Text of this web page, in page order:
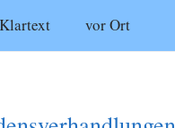
Klartext vor Ort